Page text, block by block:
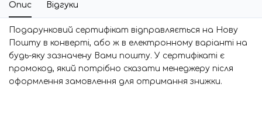
Опис Відгуки
Подарунковий сертифікат відправляється на Нову
Пошту в конверті, або ж в електронному варіанті на
будь-яку зазначену Вами пошту. У сертифікаті є
промокод, який потрібно сказати менеджеру після
оформлення замовлення для отримання знижки.